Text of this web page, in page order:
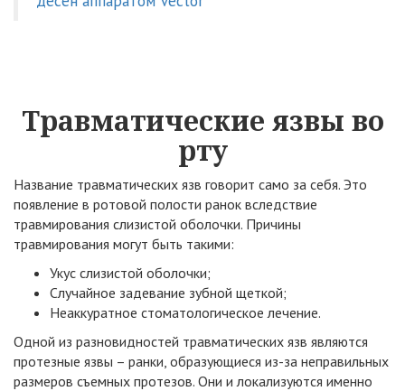
Травматические язвы во
рту
Название травматических язв говорит само за себя. Это
появление в ротовой полости ранок вследствие
травмирования слизистой оболочки. Причины
травмирования могут быть такими:
Укус слизистой оболочки;
Случайное задевание зубной щеткой;
Неаккуратное стоматологическое лечение.
Одной из разновидностей травматических язв являются
протезные язвы – ранки, образующиеся из-за неправильных
размеров съемных протезов. Они и локализуются именно